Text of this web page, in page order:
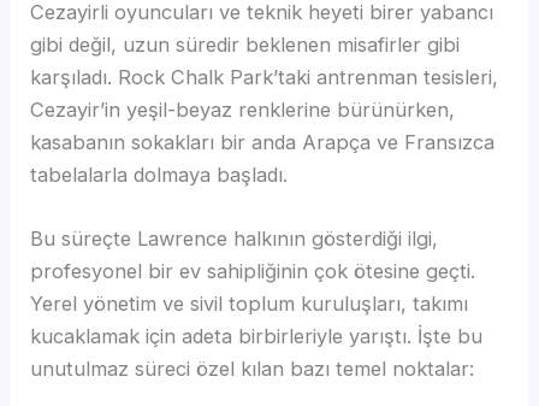
Cezayirli oyuncuları ve teknik heyeti birer yabancı
gibi değil, uzun süredir beklenen misafirler gibi
karşıladı. Rock Chalk Park’taki antrenman tesisleri,
Cezayir’in yeşil-beyaz renklerine bürünürken,
kasabanın sokakları bir anda Arapça ve Fransızca
tabelalarla dolmaya başladı.
Bu süreçte Lawrence halkının gösterdiği ilgi,
profesyonel bir ev sahipliğinin çok ötesine geçti.
Yerel yönetim ve sivil toplum kuruluşları, takımı
kucaklamak için adeta birbirleriyle yarıştı. İşte bu
unutulmaz süreci özel kılan bazı temel noktalar: